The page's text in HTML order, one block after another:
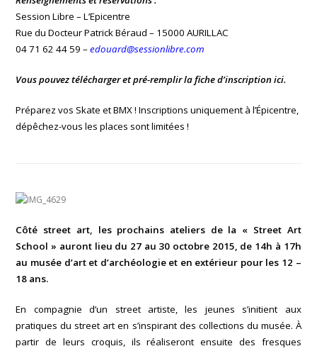
Session Libre – L’Epicentre
Rue du Docteur Patrick Béraud – 15000 AURILLAC
04 71 62 44 59 –edouard@sessionlibre.com
Vous pouvez télécharger et pré-remplir la fiche d’inscription ici.
Préparez vos Skate et BMX ! Inscriptions uniquement à l’Épicentre,
dépêchez-vous les places sont limitées !
Côté street art, les prochains ateliers de la « Street Art
School » auront lieu du 27 au 30 octobre 2015, de 14h à 17h
au musée d’art et d’archéologie et en extérieur pour les 12 –
18 ans.
En compagnie d’un street artiste, les jeunes s’initient aux
pratiques du street art en s’inspirant des collections du musée. À
partir de leurs croquis, ils réaliseront ensuite des fresques